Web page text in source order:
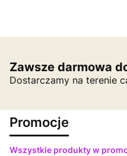
Zawsze darmowa
Dostarczamy na terenie
Promocje
Wszystkie produkty w